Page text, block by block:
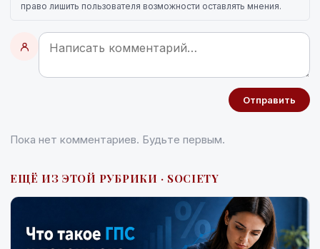
право лишить пользователя возможности оставлять мнения.
Отправить
Пока нет комментариев. Будьте первым.
ЕЩЁ ИЗ ЭТОЙ РУБРИКИ · SOCIETY